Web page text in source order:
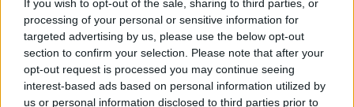
If you wish to opt-out of the sale, sharing to third parties, or
processing of your personal or sensitive information for
targeted advertising by us, please use the below opt-out
section to confirm your selection. Please note that after your
opt-out request is processed you may continue seeing
interest-based ads based on personal information utilized by
us or personal information disclosed to third parties prior to
KAPCSOLÓDÓ HÍREK